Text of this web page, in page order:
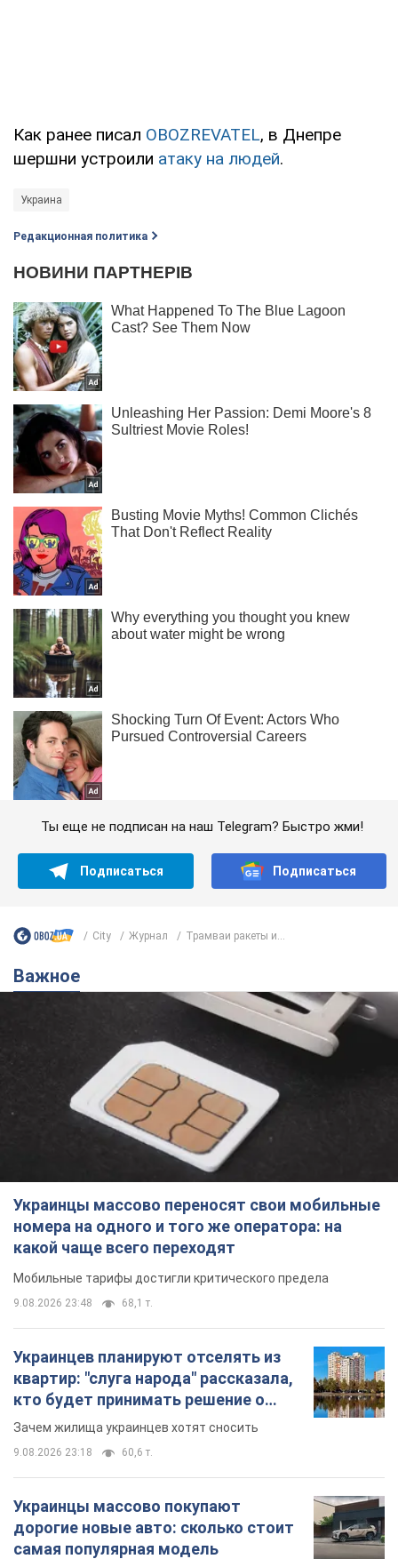
Как ранее писал OBOZREVATEL, в Днепре
шершни устроили атаку на людей.
Украина
Редакционная политика
Ты еще не подписан на наш Telegram? Быстро жми!
Подписаться Подписаться
City Журнал Трамваи ракеты и...
Важное
Украинцы массово переносят свои мобильные
номера на одного и того же оператора: на
какой чаще всего переходят
Мобильные тарифы достигли критического предела
9.08.2026 23:48 68,1 т.
Украинцев планируют отселять из
квартир: "слуга народа" рассказала,
кто будет принимать решение о
сносе домов
Зачем жилища украинцев хотят сносить
9.08.2026 23:18 60,6 т.
Украинцы массово покупают
дорогие новые авто: сколько стоит
самая популярная модель